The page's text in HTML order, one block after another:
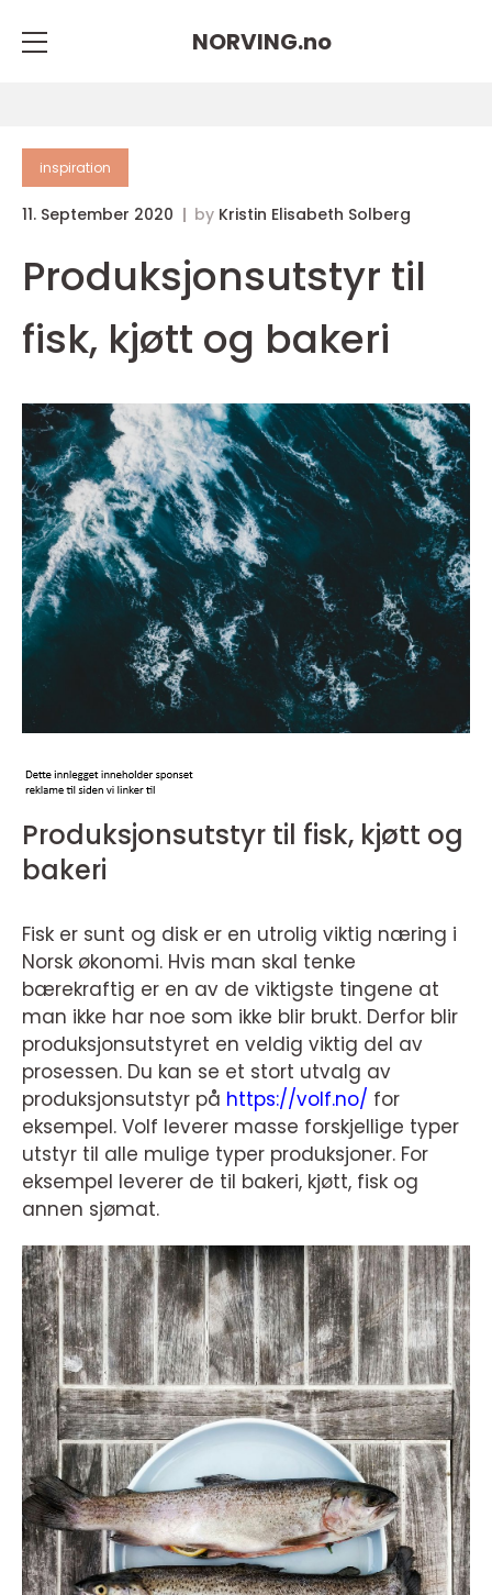
NORVING.no
inspiration
11. September 2020 by Kristin Elisabeth Solberg
Produksjonsutstyr til
fisk, kjøtt og bakeri
Produksjonsutstyr til fisk, kjøtt og
bakeri
Fisk er sunt og disk er en utrolig viktig næring i
Norsk økonomi. Hvis man skal tenke
bærekraftig er en av de viktigste tingene at
man ikke har noe som ikke blir brukt. Derfor blir
produksjonsutstyret en veldig viktig del av
prosessen. Du kan se et stort utvalg av
produksjonsutstyr på https://volf.no/ for
eksempel. Volf leverer masse forskjellige typer
utstyr til alle mulige typer produksjoner. For
eksempel leverer de til bakeri, kjøtt, fisk og
annen sjømat.